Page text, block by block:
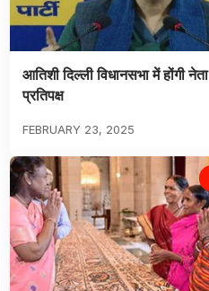
आतिशी दिल्ली विधानसभा में होंगी नेता
प्रतिपक्ष
FEBRUARY 23, 2025